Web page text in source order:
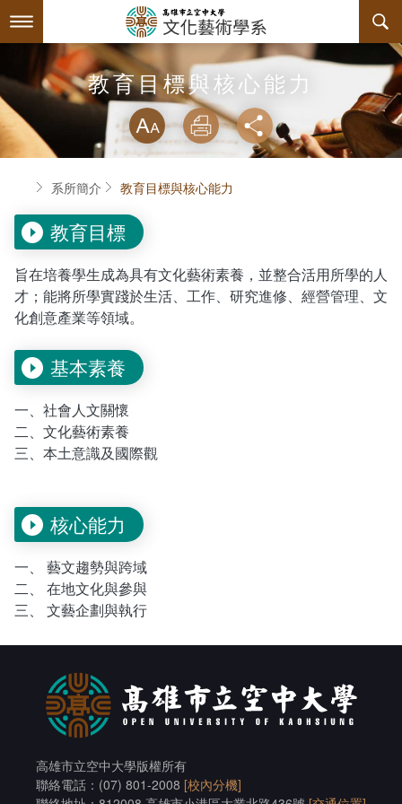
到
要
容
最新消息
系所簡介
關於本系
系主任介紹
連絡系辦
教育目標與核心能力
諮詢信箱
師資陣容
課程規劃
課程資訊
課程表
專業必修課程
專業選修課程
客家文化學分學程
授課大綱
課程公告
畢業學分配置
學分抵免及減修申請
課程地圖
課程地圖主頁
專業課程/人文素養/知能運用
互動服務
檔案下載
活動訊息
相關連結
活動花絮
系學會
系學會幹部
組織章程
回空大首頁
教育目標與核心能力
略過字型切
放大
列印 分享
首頁系所簡介 教育目標與核心能力
教育目標
旨在培養學生成為具有文化藝術素養，並整合活用所學的人
才；能將所學實踐於生活、工作、研究進修、經營管理、文
化創意產業等領域。
基本素養
一、社會人文關懷
二、文化藝術素養
三、本土意識及國際觀
核心能力
一、 藝文趨勢與跨域
二、 在地文化與參與
三、 文藝企劃與執行
高雄市立空中大學版權所有
聯絡電話：(07) 801-2008 [校內分機]